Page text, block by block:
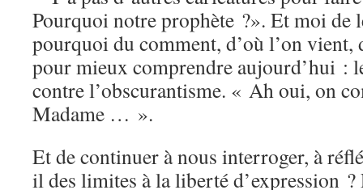
Pourquoi notre prophète ?». Et moi de
pourquoi du comment, d’où l’on vient,
pour mieux comprendre aujourd’hui :
contre l’obscurantisme. « Ah oui, on
Madame … ».
Et de continuer à nous interroger, à
il des limites à la liberté d’expression